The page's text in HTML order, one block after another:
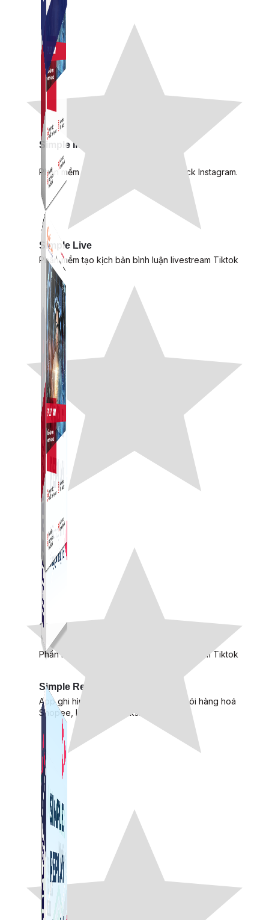
Simple Live
Phần mềm tạo kịch bản bình luận livestream Tiktok
Simple Replay
App ghi hình tự động quy trình đóng gói hàng hoá
Shopee, Lazada, Tiktokshop
Simple Instagram
Phần mềm gửi follow, nhắn tin, nuôi nick Instagram.
Simple Live
Phần mềm tạo kịch bản bình luận livestream Tiktok